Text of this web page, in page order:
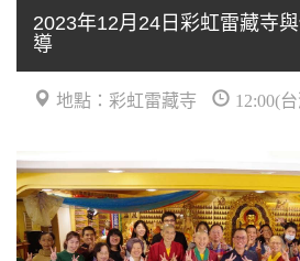
2023年12月24日彩虹雷藏寺
導
地點：彩虹雷藏寺 12:00(